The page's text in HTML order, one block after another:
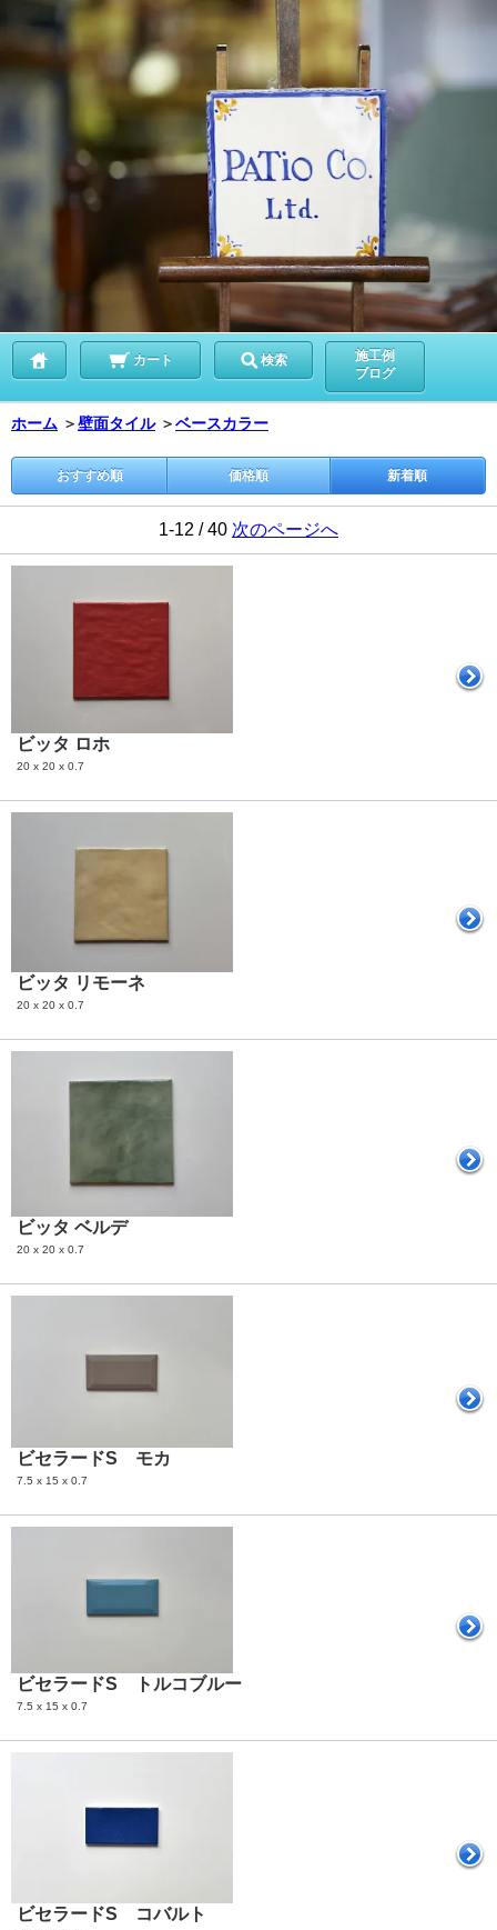
カート 検索
施工例
ブログ
ホーム ＞壁面タイル ＞ベースカラー
おすすめ順 価格順 新着順
1-12 / 40 次のページへ
ビッタ ロホ
20 x 20 x 0.7
ビッタ リモーネ
20 x 20 x 0.7
ビッタ ベルデ
20 x 20 x 0.7
ビセラードS モカ
7.5 x 15 x 0.7
ビセラードS トルコブルー
7.5 x 15 x 0.7
ビセラードS コバルト